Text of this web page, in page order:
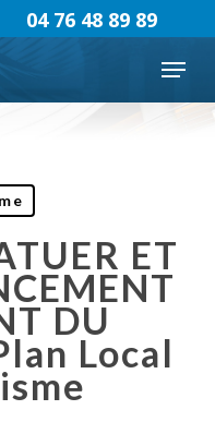
Menu
04 76 48 89 89
ET
DU
Local